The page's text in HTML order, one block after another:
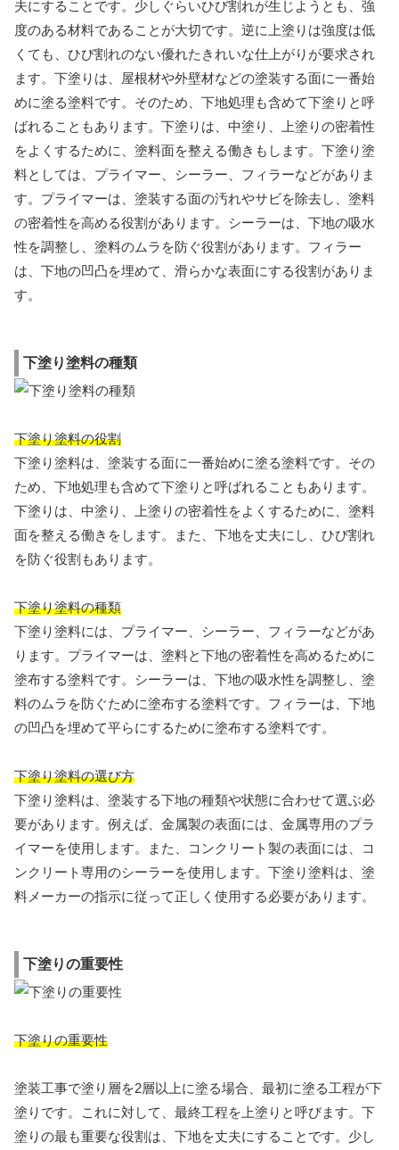
夫にすることです。少しぐらいひび割れが生じようとも、強
度のある材料であることが大切です。逆に上塗りは強度は低
くても、ひび割れのない優れたきれいな仕上がりが要求され
ます。下塗りは、屋根材や外壁材などの塗装する面に一番始
めに塗る塗料です。そのため、下地処理も含めて下塗りと呼
ばれることもあります。下塗りは、中塗り、上塗りの密着性
をよくするために、塗料面を整える働きもします。下塗り塗
料としては、プライマー、シーラー、フィラーなどがありま
す。プライマーは、塗装する面の汚れやサビを除去し、塗料
の密着性を高める役割があります。シーラーは、下地の吸水
性を調整し、塗料のムラを防ぐ役割があります。フィラー
は、下地の凹凸を埋めて、滑らかな表面にする役割がありま
す。
下塗り塗料の種類
下塗り塗料の役割
下塗り塗料は、塗装する面に一番始めに塗る塗料です。その
ため、下地処理も含めて下塗りと呼ばれることもあります。
下塗りは、中塗り、上塗りの密着性をよくするために、塗料
面を整える働きをします。また、下地を丈夫にし、ひび割れ
を防ぐ役割もあります。
下塗り塗料の種類
下塗り塗料には、プライマー、シーラー、フィラーなどがあ
ります。プライマーは、塗料と下地の密着性を高めるために
塗布する塗料です。シーラーは、下地の吸水性を調整し、塗
料のムラを防ぐために塗布する塗料です。フィラーは、下地
の凹凸を埋めて平らにするために塗布する塗料です。
下塗り塗料の選び方
下塗り塗料は、塗装する下地の種類や状態に合わせて選ぶ必
要があります。例えば、金属製の表面には、金属専用のプラ
イマーを使用します。また、コンクリート製の表面には、コ
ンクリート専用のシーラーを使用します。下塗り塗料は、塗
料メーカーの指示に従って正しく使用する必要があります。
下塗りの重要性
下塗りの重要性
塗装工事で塗り層を2層以上に塗る場合、最初に塗る工程が下
塗りです。これに対して、最終工程を上塗りと呼びます。下
塗りの最も重要な役割は、下地を丈夫にすることです。少し